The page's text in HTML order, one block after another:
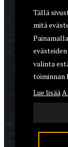
Tällä
mitä
valinta
toiminnan
Lue lisää